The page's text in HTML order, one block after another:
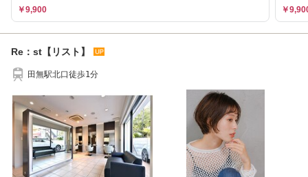
￥9,900 ￥
Re：st【リスト】
田無駅北口徒歩1分